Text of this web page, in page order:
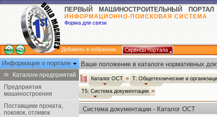
ПЕРВЫЙ МАШИНОСТРОИТЕЛЬНЫЙ ПОРТАЛ
ИНФОРМАЦИОННО-ПОИСКОВАЯ СИСТЕМА
Форма для связи
Добавить в избранное
Информация о портале
Каталоги предприятий
Предприятия
машиностроения
Поставщики проката,
поковок, отливок
Ваше положение в каталоге нормативных
Каталог ОСТ Т: Общетехнические и
Т5: Система документации
Система документации - Каталог ОСТ